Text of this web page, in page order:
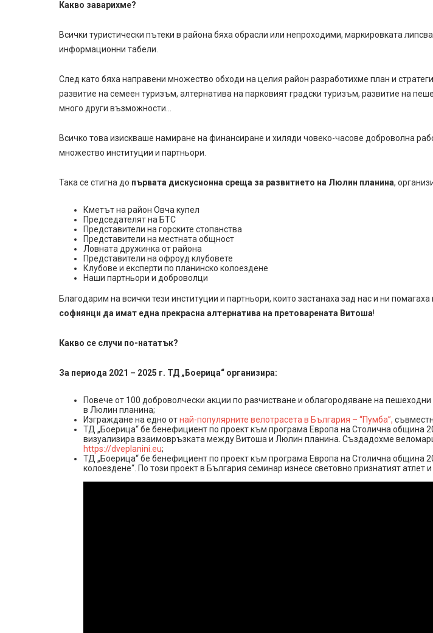
Какво заварихме?
Всички туристически пътеки в района бяха обрасли или непроходими, маркировката
информационни табели.
След като бяха направени множество обходи на целия район разработихме план и
развитие на семеен туризъм, алтернатива на парковият градски туризъм, развитие на
много други възможности…
Всичко това изискваше намиране на финансиране и хиляди човеко-часове доброволна
множество институции и партньори.
Така се стигна до първата дискусионна среща за развитието на Люлин планина,
Кметът на район Овча купел
Председателят на БТС
Представители на горските стопанства
Представители на местната общност
Ловната дружинка от района
Представители на офроуд клубовете
Клубове и експерти по планинско колоездене
Наши партньори и доброволци
Благодарим на всички тези институции и партньори, които застанаха зад нас и ни
софиянци да имат една прекрасна алтернатива на претоварената Витоша!
Какво се случи по-нататък?
За периода 2021 – 2025 г. ТД „Боерица“ организира:
Повече от 100 доброволчески акции по разчистване и облагородяване на
в Люлин планина;
Изграждане на едно отнай-популярните велотрасета в България – “Пумба”,
ТД „Боерица“ бе бенефициент по проект към програма Европа на Столична община
визуализира взаимовръзката между Витоша и Люлин планина. Създадохме
https://dveplanini.eu;
ТД „Боерица“ бе бенефициент по проект към програма Европа на Столична община
колоездене“. По този проект в България семинар изнесе световно признатият